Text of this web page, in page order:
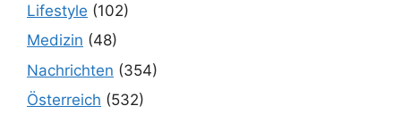
Lifestyle (102)
Medizin (48)
Nachrichten (354)
Österreich (532)